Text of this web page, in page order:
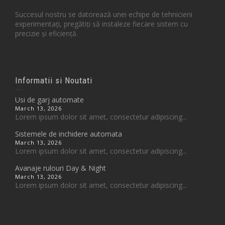
Succesul nostru se datorează unei echipe de tehnicieni
experimentați, pregătiți să instaleze fiecare sistem cu
precizie și eficiență.
Informatii si Noutati
Usi de garj automate
March 13, 2026
Lorem ipsum dolor sit amet, consectetur adipiscing...
Sistemele de inchidere automata
March 13, 2026
Lorem ipsum dolor sit amet, consectetur adipiscing...
Avanaje rulouri Day & Night
March 13, 2026
Lorem ipsum dolor sit amet, consectetur adipiscing...